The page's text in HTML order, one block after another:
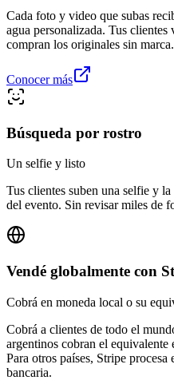
Cada foto y video que subas
agua personalizada. Tus
compran los originales sin marca.
Conocer más
Búsqueda por rostro
Un selfie y listo
Tus clientes suben una selfie y
del evento. Sin revisar miles de
Vendé globalmente con
Cobrá en moneda local o su
Cobrá a clientes de todo el
argentinos cobran el equivalente
Para otros países, Stripe
bancaria.